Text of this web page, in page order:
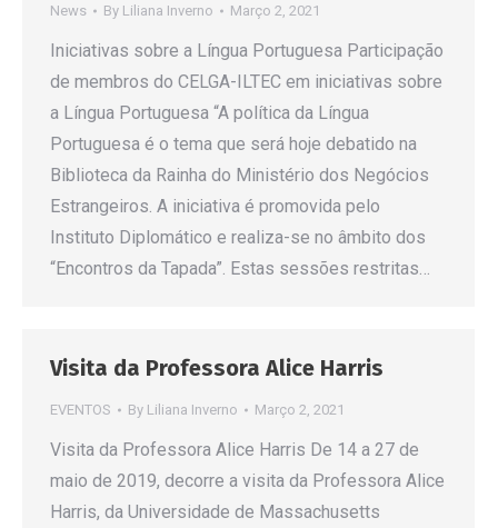
News By Liliana Inverno Março 2, 2021
Iniciativas sobre a Língua Portuguesa Participação
de membros do CELGA-ILTEC em iniciativas sobre
a Língua Portuguesa “A política da Língua
Portuguesa é o tema que será hoje debatido na
Biblioteca da Rainha do Ministério dos Negócios
Estrangeiros. A iniciativa é promovida pelo
Instituto Diplomático e realiza-se no âmbito dos
“Encontros da Tapada”. Estas sessões restritas…
Visita da Professora Alice Harris
EVENTOS By Liliana Inverno Março 2, 2021
Visita da Professora Alice Harris De 14 a 27 de
maio de 2019, decorre a visita da Professora Alice
Harris, da Universidade de Massachusetts